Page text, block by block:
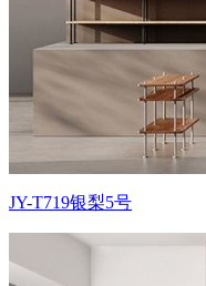
JY-T719银梨5号